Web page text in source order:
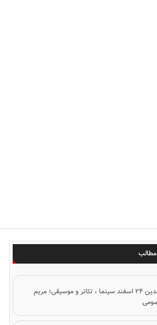
متولدین ۲۴ اسفند سینما ، تئاتر و موسیقی؛ مریم